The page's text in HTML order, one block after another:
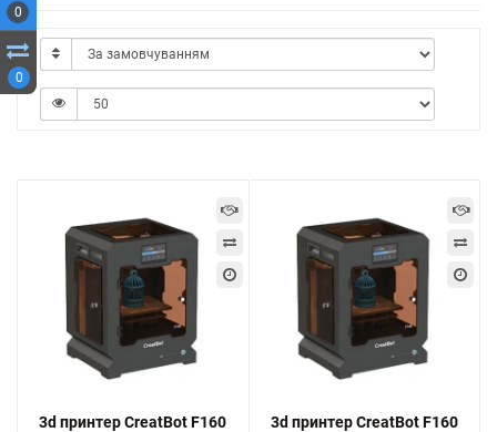
0
0
3d принтер CreatBot F160
3d принтер CreatBot F160